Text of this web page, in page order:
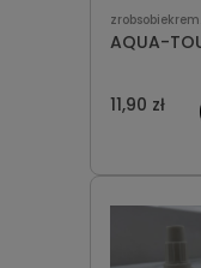
AQUA-
11,90 zł